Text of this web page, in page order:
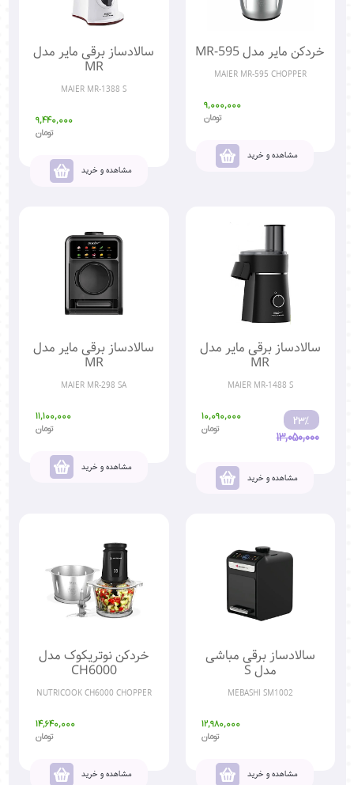
خردکن مایر مدل MR-595
MAIER MR-595 CHOPPER
9,000,000
تومان
مشاهده و خرید
سالادساز برقی مایر مدل
MR
MAIER MR-1388 S
9,440,000
تومان
مشاهده و خرید
سالادساز برقی مایر مدل
MR
MAIER MR-1488 S
23%
13,050,000
10,090,000
تومان
مشاهده و خرید
سالادساز برقی مایر مدل
MR
MAIER MR-298 SA
11,100,000
تومان
مشاهده و خرید
سالادساز برقی مباشی
مدل S
MEBASHI SM1002
12,980,000
تومان
مشاهده و خرید
خردکن نوتریکوک مدل
CH6000
NUTRICOOK CH6000 CHOPPER
14,640,000
تومان
مشاهده و خرید